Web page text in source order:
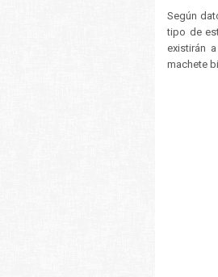
Según
tipo de
existirán
machete